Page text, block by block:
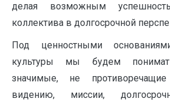
делая возможным
коллектива в долгосрочной
Под ценностными
культуры мы будем
значимые, не противоречащие
видению, миссии,